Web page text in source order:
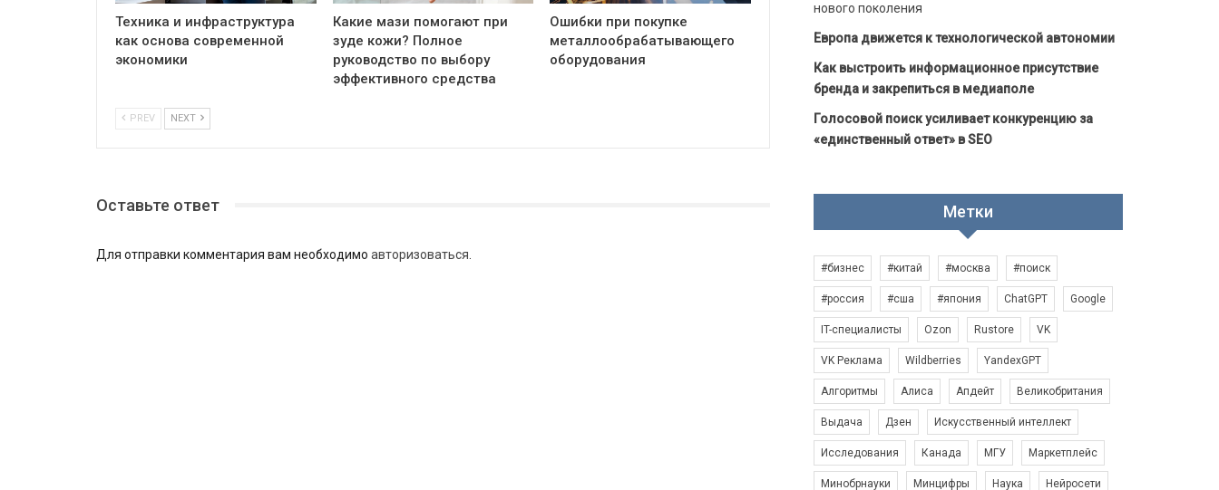
Техника и инфраструктура
как основа современной
экономики
Какие мази помогают при
зуде кожи? Полное
руководство по выбору
эффективного средства
Ошибки при покупке
металлообрабатывающего
оборудования
PREV NEXT
Оставьте ответ
Для отправки комментария вам необходимо авторизоваться
нового поколения
Европа движется к технологической автономии
Как выстроить информационное присутствие
бренда и закрепиться в медиаполе
Голосовой поиск усиливает конкуренцию за
«единственный ответ» в SEO
Метки
#бизнес #китай #москва #поиск
#россия #сша #япония ChatGPT Google
IT-специалисты Ozon Rustore VK
VK Реклама Wildberries YandexGPT
Алгоритмы Алиса Апдейт Великобритания
Выдача Дзен Искусственный интеллект
Исследования Канада МГУ Маркетплейс
Минобрнауки Минцифры Наука Нейросети